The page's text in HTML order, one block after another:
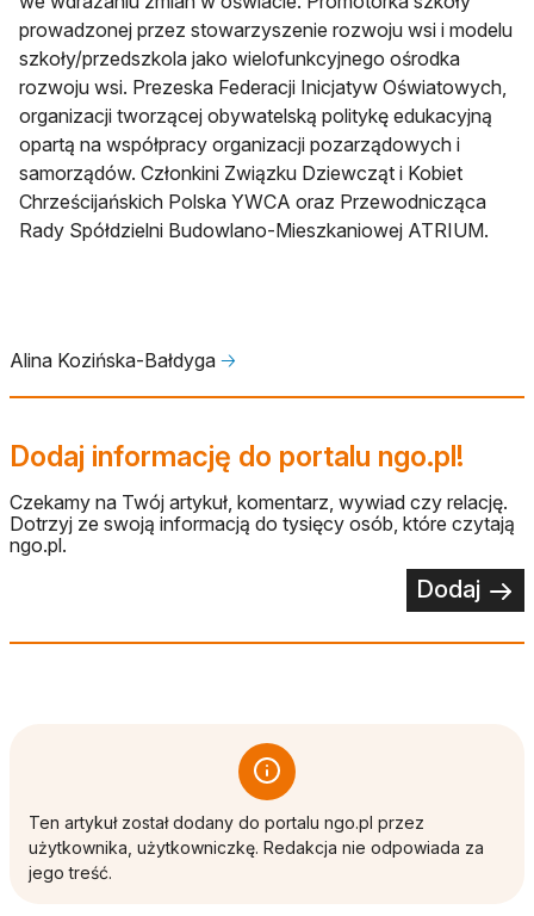
prowadzonej przez stowarzyszenie rozwoju wsi i modelu
szkoły/przedszkola jako wielofunkcyjnego ośrodka
rozwoju wsi. Prezeska Federacji Inicjatyw Oświatowych,
organizacji tworzącej obywatelską politykę edukacyjną
opartą na współpracy organizacji pozarządowych i
samorządów. Członkini Związku Dziewcząt i Kobiet
Chrześcijańskich Polska YWCA oraz Przewodnicząca
Rady Spółdzielni Budowlano-Mieszkaniowej ATRIUM.
Alina Kozińska-Bałdyga 🡢
Dodaj informację do portalu ngo.pl!
Czekamy na Twój artykuł, komentarz, wywiad czy relację.
Dotrzyj ze swoją informacją do tysięcy osób, które czytają
ngo.pl.
Dodaj
Ten artykuł został dodany do portalu ngo.pl przez
użytkownika, użytkowniczkę. Redakcja nie odpowiada za
jego treść.